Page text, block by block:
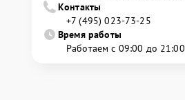
Контакты
+7 (495) 023-73-25
Время работы
Работаем с 09:00 до 21:00